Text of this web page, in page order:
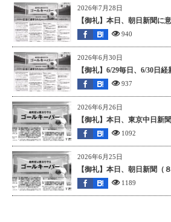
2026年7月28日
【御礼】本日、朝日新聞に
940
2026年6月30日
【御礼】6/29毎日、6/30日
937
2026年6月26日
【御礼】本日、東京中日新
1092
2026年6月25日
【御礼】本日、朝日新聞（
1189